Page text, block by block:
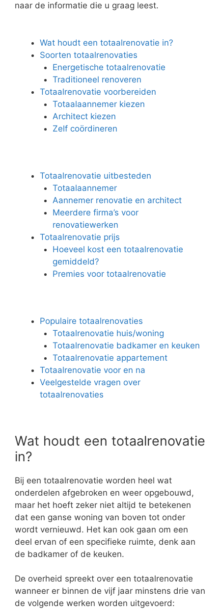
naar de informatie die u graag leest.
Wat houdt een totaalrenovatie in?
Soorten totaalrenovaties
Energetische totaalrenovatie
Traditioneel renoveren
Totaalrenovatie voorbereiden
Totaalaannemer kiezen
Architect kiezen
Zelf coördineren
Totaalrenovatie uitbesteden
Totaalaannemer
Aannemer renovatie en architect
Meerdere firma’s voor
renovatiewerken
Totaalrenovatie prijs
Hoeveel kost een totaalrenovatie
gemiddeld?
Premies voor totaalrenovatie
Populaire totaalrenovaties
Totaalrenovatie huis/woning
Totaalrenovatie badkamer en keuken
Totaalrenovatie appartement
Totaalrenovatie voor en na
Veelgestelde vragen over
totaalrenovaties
Wat houdt een totaalrenovatie
in?
Bij een totaalrenovatie worden heel wat
onderdelen afgebroken en weer opgebouwd,
maar het hoeft zeker niet altijd te betekenen
dat een ganse woning van boven tot onder
wordt vernieuwd. Het kan ook gaan om een
deel ervan of een specifieke ruimte, denk aan
de badkamer of de keuken.
De overheid spreekt over een totaalrenovatie
wanneer er binnen de vijf jaar minstens drie van
de volgende werken worden uitgevoerd: